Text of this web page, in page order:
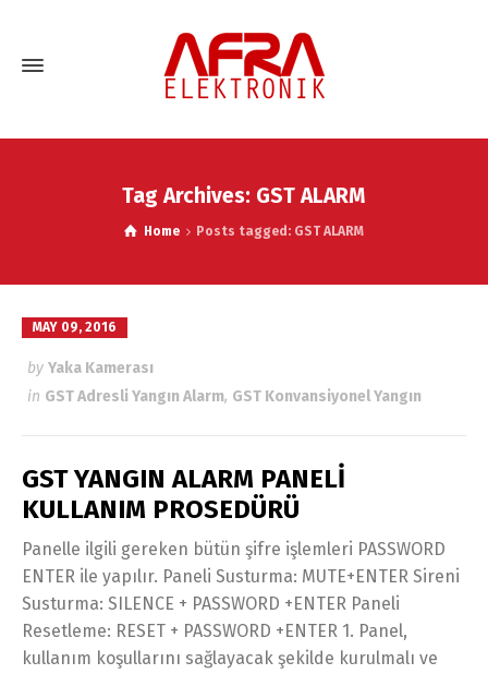
Tag Archives: GST ALARM
Home Posts tagged: GST ALARM
MAY 09, 2016
by Yaka Kamerası
in GST Adresli Yangın Alarm, GST Konvansiyonel Yangın
GST YANGIN ALARM PANELİ
KULLANIM PROSEDÜRÜ
Panelle ilgili gereken bütün şifre işlemleri PASSWORD
ENTER ile yapılır. Paneli Susturma: MUTE+ENTER Sireni
Susturma: SILENCE + PASSWORD +ENTER Paneli
Resetleme: RESET + PASSWORD +ENTER 1. Panel,
kullanım koşullarını sağlayacak şekilde kurulmalı ve